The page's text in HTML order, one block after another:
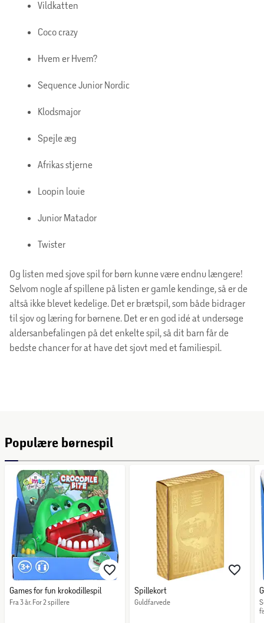
Vildkatten
Coco crazy
Hvem er Hvem?
Sequence Junior Nordic
Klodsmajor
Spejle æg
Afrikas stjerne
Loopin louie
Junior Matador
Twister
Og listen med sjove spil for børn kunne være endnu længere!
Selvom nogle af spillene på listen er gamle kendinge, så er de
altså ikke blevet kedelige. Det er brætspil, som både bidrager
til sjov og læring for børnene. Det er en god idé at undersøge
aldersanbefalingen på det enkelte spil, så dit barn får de
bedste chancer for at have det sjovt med et familiespil.
Populære børnespil
Games for fun krokodillespil
Fra 3 år. For 2 spillere
Spillekort
Guldfarvede